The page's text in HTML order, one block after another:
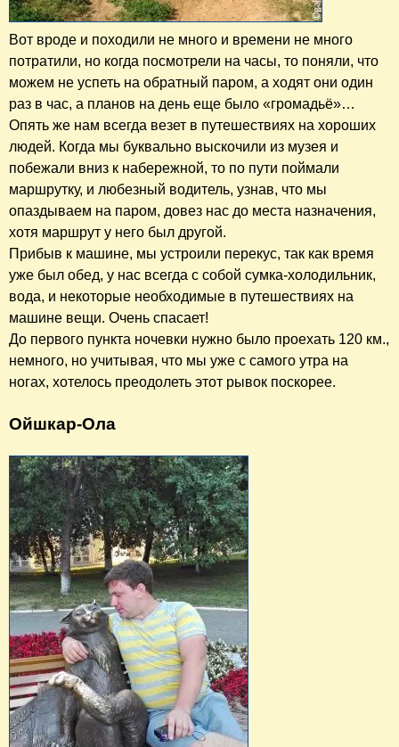
Вот вроде и походили не много и времени не много
потратили, но когда посмотрели на часы, то поняли, что
можем не успеть на обратный паром, а ходят они один
раз в час, а планов на день еще было «громадьё»…
Опять же нам всегда везет в путешествиях на хороших
людей. Когда мы буквально выскочили из музея и
побежали вниз к набережной, то по пути поймали
маршрутку, и любезный водитель, узнав, что мы
опаздываем на паром, довез нас до места назначения,
хотя маршрут у него был другой.
Прибыв к машине, мы устроили перекус, так как время
уже был обед, у нас всегда с собой сумка-холодильник,
вода, и некоторые необходимые в путешествиях на
машине вещи. Очень спасает!
До первого пункта ночевки нужно было проехать 120 км.,
немного, но учитывая, что мы уже с самого утра на
ногах, хотелось преодолеть этот рывок поскорее.
Ойшкар-Ола